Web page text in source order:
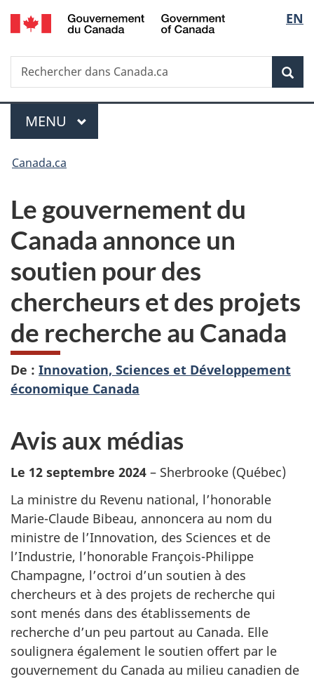
Passer
au
principal
Passer
à
Au
du
Passer
à
version
simplifiée
de
la
EN
Recherche
Rechercher
dans
Menu
MENU PRINCIPAL
Vous
ici :
Canada.ca
Le gouvernement du
Canada annonce un
soutien pour des
chercheurs et des projets
de recherche au Canada
De : Innovation, Sciences et Développement
économique Canada
Avis aux médias
Le 12 septembre 2024 – Sherbrooke (Québec)
La ministre du Revenu national, l’honorable
Marie-Claude Bibeau, annoncera au nom du
ministre de l’Innovation, des Sciences et de
l’Industrie, l’honorable François-Philippe
Champagne, l’octroi d’un soutien à des
chercheurs et à des projets de recherche qui
sont menés dans des établissements de
recherche d’un peu partout au Canada. Elle
soulignera également le soutien offert par le
gouvernement du Canada au milieu canadien de